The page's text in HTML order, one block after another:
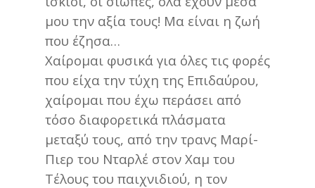
μου την αξία τους! Μα είναι η ζωή
που έζησα…
Χαίρομαι φυσικά για όλες τις φορές
που είχα την τύχη της Επιδαύρου,
χαίρομαι που έχω περάσει από
τόσο διαφορετικά πλάσματα
μεταξύ τους, από την τρανς Μαρί-
Πιερ του Νταρλέ στον Χαμ του
Τέλους του παιχνιδιού, η τον